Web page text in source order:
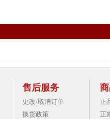
售后服务
更改/取消订单
换货政策
正
正